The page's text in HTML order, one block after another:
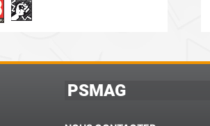
PSMAG